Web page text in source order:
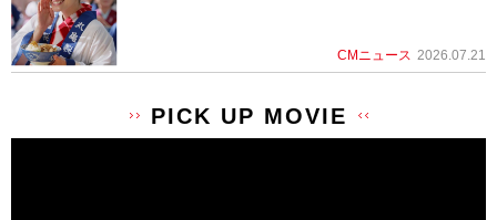
CMニュース 2026.07.21
PICK UP MOVIE